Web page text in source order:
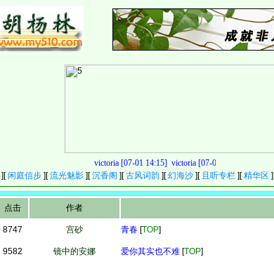
victoria [07-01 14:15] victoria [07-01 14:15] victoria
][闲庭信步 ][流光魅影 ][沉香阁 ][古风词韵 ][幻海沙 ][ 且听专栏 ][精华区 ]
点击 作者
8747 宫砂 青春 [TOP]
9582 镜中的安娜 爱你其实也不难 [TOP]